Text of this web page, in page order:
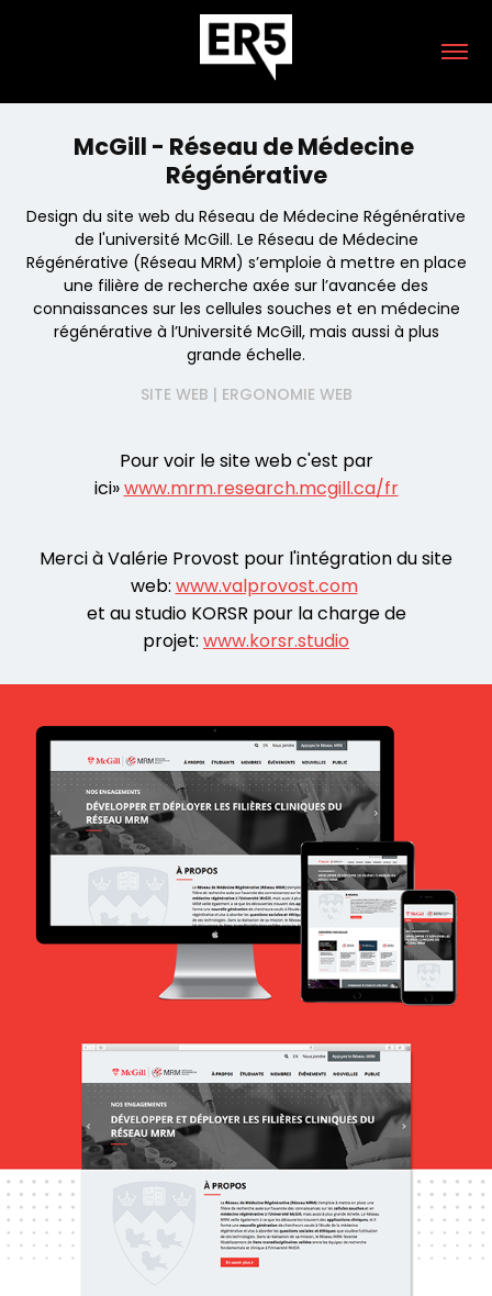
McGill - Réseau de Médecine
Régénérative
Design du site web du Réseau de Médecine Régénérative
de l'université McGill. Le Réseau de Médecine
Régénérative (Réseau MRM) s’emploie à mettre en place
une filière de recherche axée sur l’avancée des
connaissances sur les cellules souches et en médecine
régénérative à l’Université McGill, mais aussi à plus
grande échelle.
SITE WEB | ERGONOMIE WEB
Pour voir le site web c'est par
ici»www.mrm.research.mcgill.ca/fr
Merci à Valérie Provost pour l'intégration du site
web:www.valprovost.com
et au studio KORSR pour la charge de
projet:www.korsr.studio